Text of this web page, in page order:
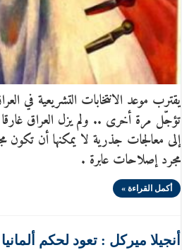
يقترب موعد الانتخابات التشريعية في
تؤجّل مرة أخرى .. ولم يزل العراق
إلى معالجات جذرية لا يمكنها أن تكون
مجرد إصلاحات عابرة .
أكمل القراءة »
أنجيلا ميركل : تعود لحكم